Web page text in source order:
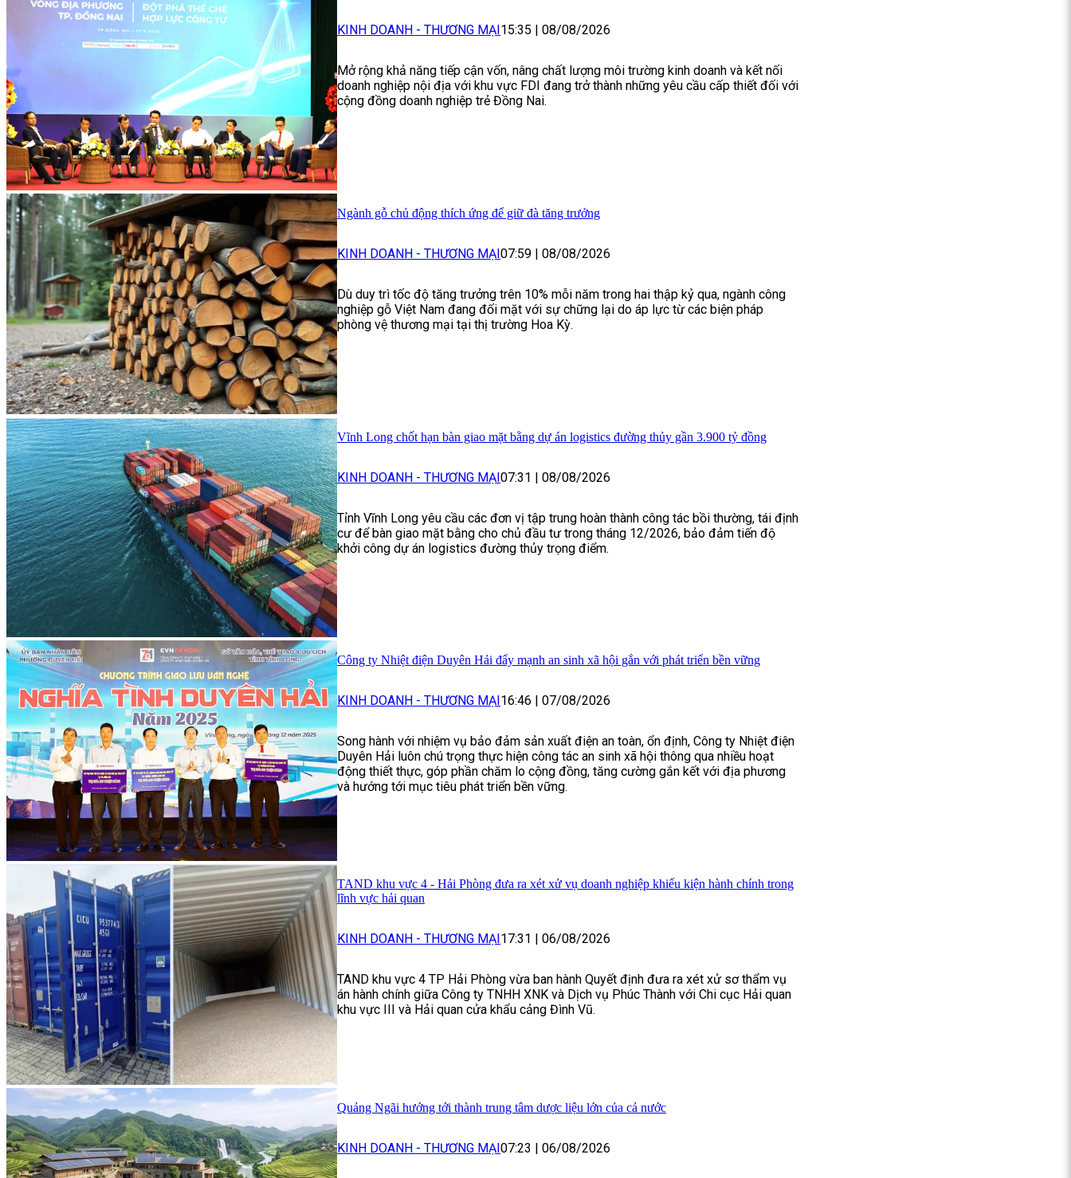
KINH DOANH - THƯƠNG MẠI 15:35 08/08/2026
Mở rộng khả năng tiếp cận vốn, nâng chất lượng môi trường kinh doanh và kết nối
doanh nghiệp nội địa với khu vực FDI đang trở thành những yêu cầu cấp thiết đối với
cộng đồng doanh nghiệp trẻ Đồng Nai.
Ngành gỗ chủ động thích ứng để giữ đà tăng trưởng
KINH DOANH - THƯƠNG MẠI07:59 | 08/08/2026
Dù duy trì tốc độ tăng trưởng trên 10% mỗi năm trong hai thập kỷ qua, ngành công
nghiệp gỗ Việt Nam đang đối mặt với sự chững lại do áp lực từ các biện pháp
phòng vệ thương mại tại thị trường Hoa Kỳ.
Vĩnh Long chốt hạn bàn giao mặt bằng dự án logistics đường thủy gần 3.900 tỷ đồng
KINH DOANH - THƯƠNG MẠI07:31 | 08/08/2026
Tỉnh Vĩnh Long yêu cầu các đơn vị tập trung hoàn thành công tác bồi thường, tái định
cư để bàn giao mặt bằng cho chủ đầu tư trong tháng 12/2026, bảo đảm tiến độ
khởi công dự án logistics đường thủy trọng điểm.
Công ty Nhiệt điện Duyên Hải đẩy mạnh an sinh xã hội gắn với phát triển bền vững
KINH DOANH - THƯƠNG MẠI 16:46 07/08/2026
Song hành với nhiệm vụ bảo đảm sản xuất điện an toàn, ổn định, Công ty Nhiệt điện
Duyên Hải luôn chú trọng thực hiện công tác an sinh xã hội thông qua nhiều hoạt
động thiết thực, góp phần chăm lo cộng đồng, tăng cường gắn kết với địa phương
và hướng tới mục tiêu phát triển bền vững.
TAND khu vực 4 - Hải Phòng đưa ra xét xử vụ doanh nghiệp khiếu kiện hành chính trong
lĩnh vực hải quan
KINH DOANH - THƯƠNG MẠI17:31 | 06/08/2026
TAND khu vực 4 TP Hải Phòng vừa ban hành Quyết định đưa ra xét xử sơ thẩm vụ
án hành chính giữa Công ty TNHH XNK và Dịch vụ Phúc Thành với Chi cục Hải quan
khu vực III và Hải quan cửa khẩu cảng Đình Vũ.
Quảng Ngãi hướng tới thành trung tâm dược liệu lớn của cả nước
KINH DOANH - THƯƠNG MẠI07:23 | 06/08/2026